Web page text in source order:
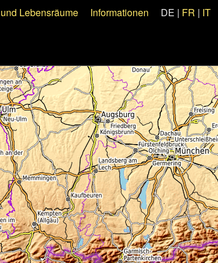
Lebensräume Informationen DE | FR | IT